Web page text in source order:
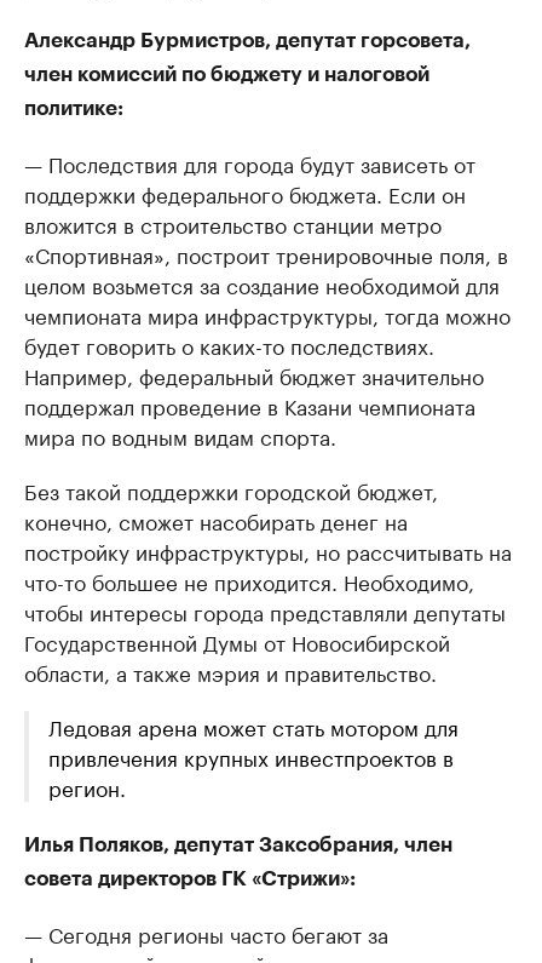
Александр Бурмистров, депутат горсовета,
член комиссий по бюджету и налоговой
политике:
— Последствия для города будут зависеть от
поддержки федерального бюджета. Если он
вложится в строительство станции метро
«Спортивная», построит тренировочные поля, в
целом возьмется за создание необходимой для
чемпионата мира инфраструктуры, тогда можно
будет говорить о каких-то последствиях.
Например, федеральный бюджет значительно
поддержал проведение в Казани чемпионата
мира по водным видам спорта.
Без такой поддержки городской бюджет,
конечно, сможет насобирать денег на
постройку инфраструктуры, но рассчитывать на
что-то большее не приходится. Необходимо,
чтобы интересы города представляли депутаты
Государственной Думы от Новосибирской
области, а также мэрия и правительство.
Ледовая арена может стать мотором для
привлечения крупных инвестпроектов в
регион.
Илья Поляков, депутат Заксобрания, член
совета директоров ГК «Стрижи»:
— Сегодня регионы часто бегают за